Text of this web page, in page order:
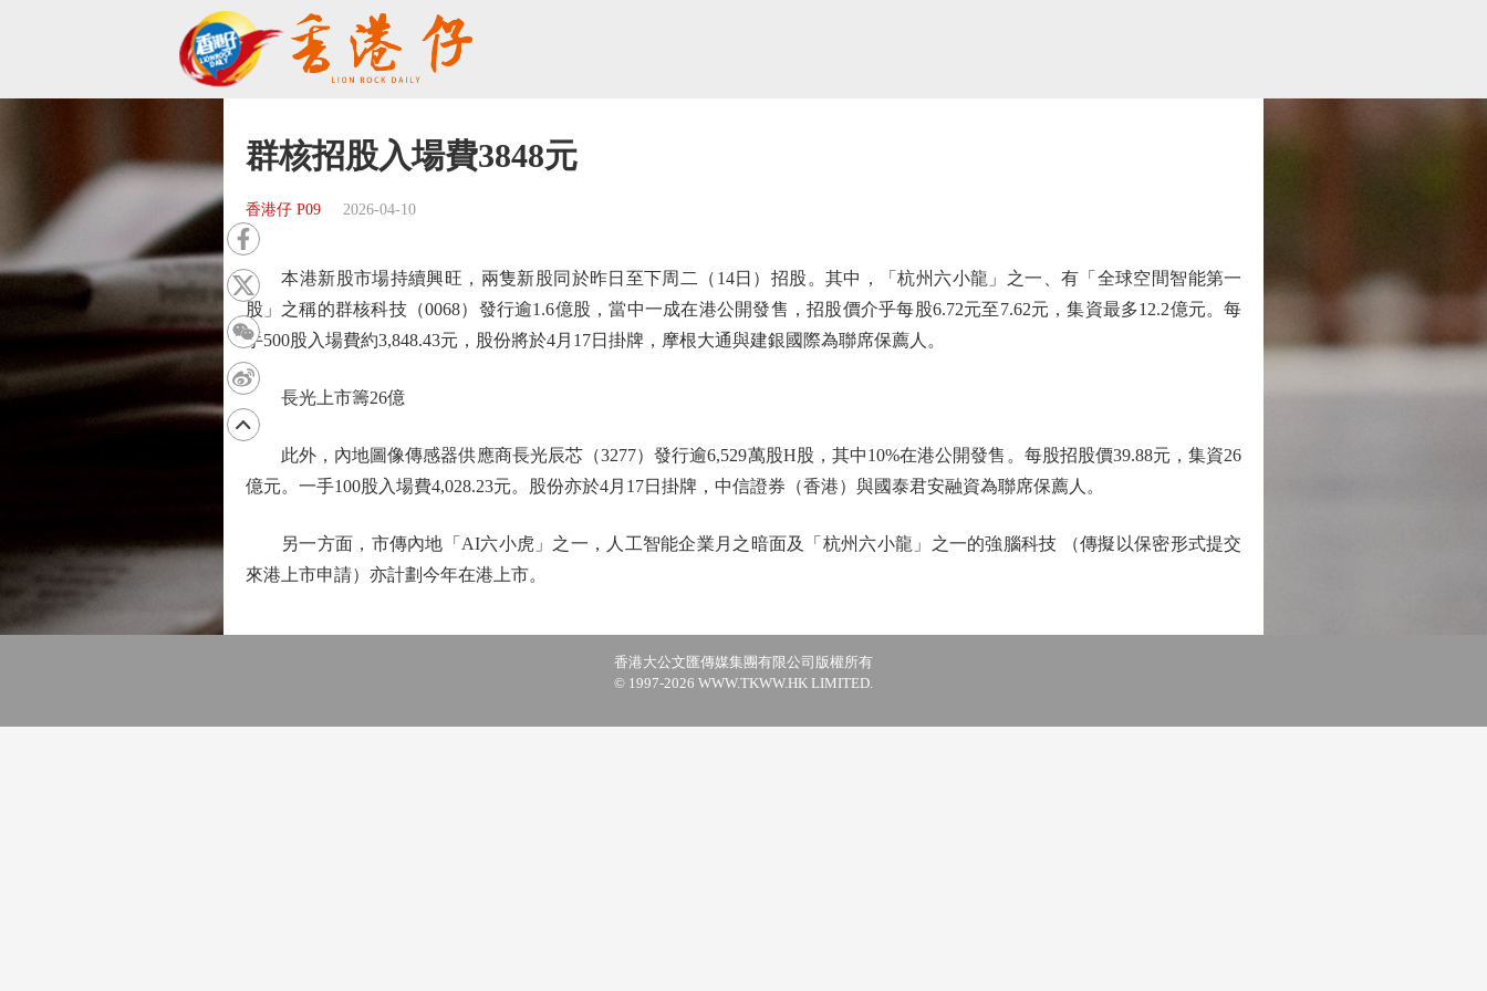
群核招股入場費3848元
香港仔 P09 2026-04-10
本港新股市場持續興旺，兩隻新股同於昨日至下周二（14日）招股。其中，「杭州六小龍」之一、有「全球空間智能第一
股」之稱的群核科技（0068）發行逾1.6億股，當中一成在港公開發售，招股價介乎每股6.72元至7.62元，集資最多12.2億元。每
手500股入場費約3,848.43元，股份將於4月17日掛牌，摩根大通與建銀國際為聯席保薦人。
長光上市籌26億
此外，內地圖像傳感器供應商長光辰芯（3277）發行逾6,529萬股H股，其中10%在港公開發售。每股招股價39.88元，集資26
億元。一手100股入場費4,028.23元。股份亦於4月17日掛牌，中信證券（香港）與國泰君安融資為聯席保薦人。
另一方面，市傳內地「AI六小虎」之一，人工智能企業月之暗面及「杭州六小龍」之一的強腦科技 （傳擬以保密形式提交
來港上市申請）亦計劃今年在港上市。
香港大公文匯傳媒集團有限公司版權所有
© 1997-2026 WWW.TKWW.HK LIMITED.